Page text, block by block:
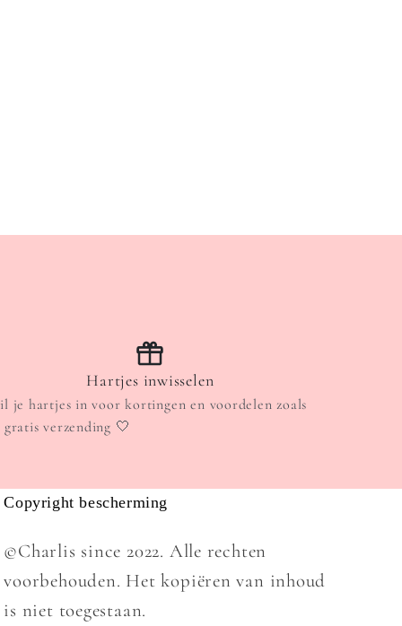
Hartjes inwisselen
je hartjes in voor kortingen en voordelen zoals
gratis verzending 🤍
Copyright bescherming
©Charlis since 2022. Alle rechten
voorbehouden. Het kopiëren van inhoud
is niet toegestaan.